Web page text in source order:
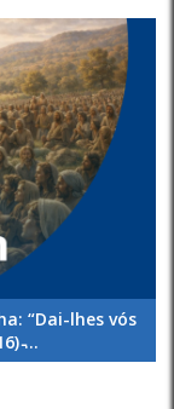
“Dai-lhes vós
̵...